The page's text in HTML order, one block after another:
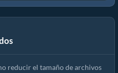
sencilla)
reducir el tamaño de archivos